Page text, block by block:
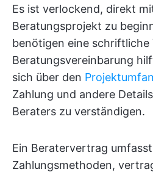
Es ist verlockend, direkt
Beratungsprojekt zu
benötigen eine schriftliche
Beratungsvereinbarung
sich über den
Zahlung und andere
Beraters zu verständigen.
Ein Beratervertrag
Zahlungsmethoden,